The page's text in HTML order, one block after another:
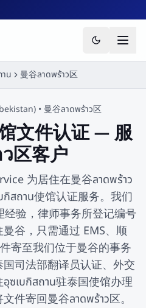
น 曼谷ลาดพร้าว区
) • 曼谷ลาดพร้าว区
文件认证 — 服
区客户
为居住在曼谷ลาดพร้าว
สถาน使馆认证服务。我们
验，律师事务所登记编号
谷，只需通过 EMS、顺
寄至我们位于曼谷的事务
司法部翻译员认证、外交
ซเบกิสถาน驻泰国使馆办理
件寄回曼谷ลาดพร้าว区。